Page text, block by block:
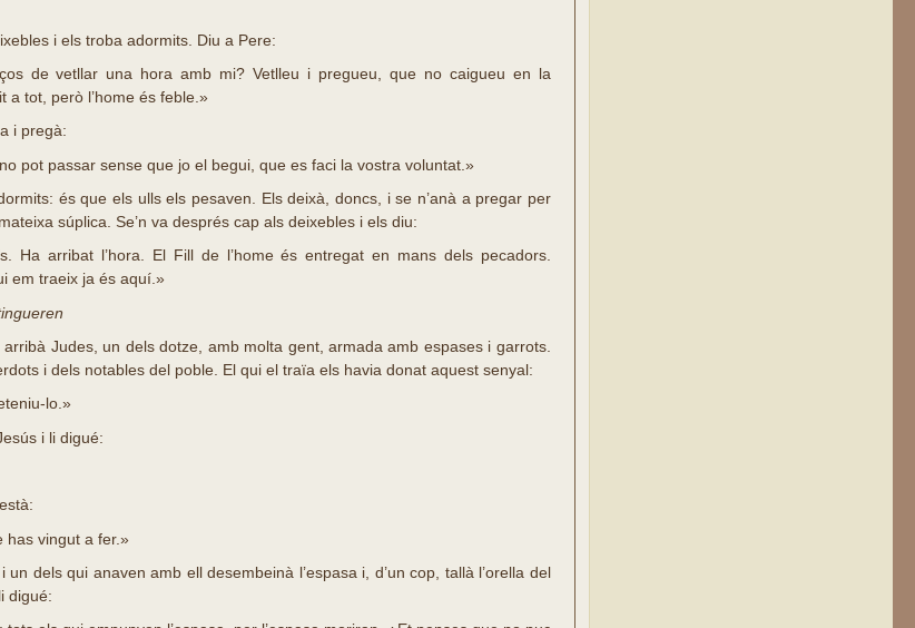
i els troba adormits. Diu a Pere:
de vetllar una hora amb mi? Vetlleu i pregueu, que no caigueu en la
a tot, però l’home és feble.»
i pregà:
pot passar sense que jo el begui, que es faci la vostra voluntat.»
és que els ulls els pesaven. Els deixà, doncs, i se n’anà a pregar per
súplica. Se’n va després cap als deixebles i els diu:
arribat l’hora. El Fill de l’home és entregat en mans dels pecadors.
em traeix ja és aquí.»
Judes, un dels dotze, amb molta gent, armada amb espases i garrots.
i dels notables del poble. El qui el traïa els havia donat aquest senyal:
lo.»
i li digué:
vingut a fer.»
dels qui anaven amb ell desembeinà l’espasa i, d’un cop, tallà l’orella del
digué: